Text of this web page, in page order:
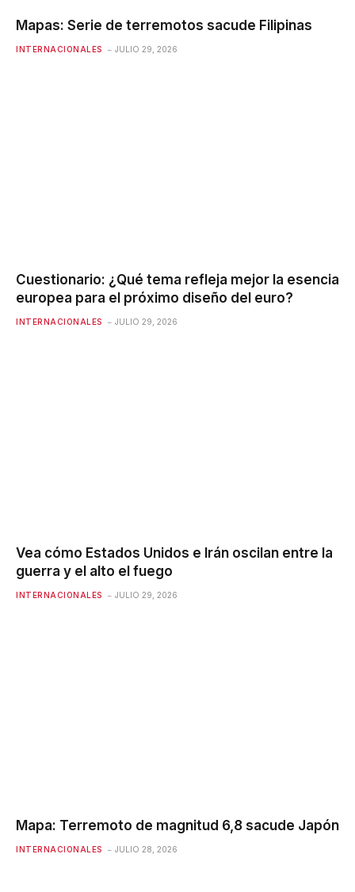
Mapas: Serie de terremotos sacude Filipinas
INTERNACIONALES JULIO 29, 2026
Cuestionario: ¿Qué tema refleja mejor la esencia
europea para el próximo diseño del euro?
INTERNACIONALES JULIO 29, 2026
Vea cómo Estados Unidos e Irán oscilan entre la
guerra y el alto el fuego
INTERNACIONALES JULIO 29, 2026
Mapa: Terremoto de magnitud 6,8 ​​sacude Japón
INTERNACIONALES JULIO 28, 2026